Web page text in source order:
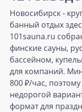
Новосибирск -
банный отдых
101sauna.ru
финские сауны,
бассейном,
для компаний.
800 ₽/час,
недорогой
формат для